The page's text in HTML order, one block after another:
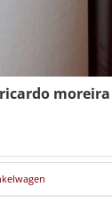
moreira